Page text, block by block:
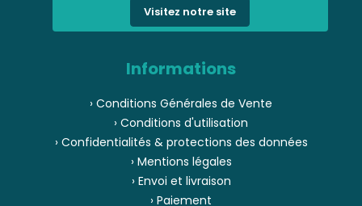
Visitez notre site
Informations
› Conditions Générales de Vente
› Conditions d'utilisation
› Confidentialités & protections des données
› Mentions légales
› Envoi et livraison
› Paiement